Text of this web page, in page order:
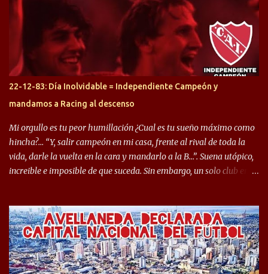
préstamo allí durante el último mercado de pases y ha rendido de
gran manera, convirtiendo goles importantes, sobre todo en la
copa sudamericana. Pero no sucedió lo mismo en cuanto al
rendimiento que ha producido en el Rojo. Pasando a jugadores que
jugaron en Defensa y ahora están en el rojo, tenemos a la dupla
Gastón Togni y Domingo Blanco, donde ambos explotaron
futbolísticamente hablando en el equipo de Varela, donde, por
ejemplo, el caso de Mingo llego a ser tenido en cuenta para el
Seleccionado Argentino, rendimiento que aún no ha logrado
mostrar en Independiente. En e...
22-12-83: Día Inolvidable = Independiente Campeón y
mandamos a Racing al descenso
Mi orgullo es tu peor humillación ¿Cual es tu sueño máximo como
hincha?… “Y, salir campeón en mi casa, frente al rival de toda la
vida, darle la vuelta en la cara y mandarlo a la B…”. Suena utópico,
increible e imposible de que suceda. Sin embargo, un solo club en el
campeonato del '83 año consagratorio para el Rojo y, por el otro, el
haber mandado al descenso a su eterno rival. 22 de diciembre de
1983 es una fecha que pocos hinchas de Independiente pueden
dejar en el olvido. Es que ese día, el "Rojo" derrotó a Racing por 2 a
0, se consagró campeón y, además, mandó al descenso a su eterno